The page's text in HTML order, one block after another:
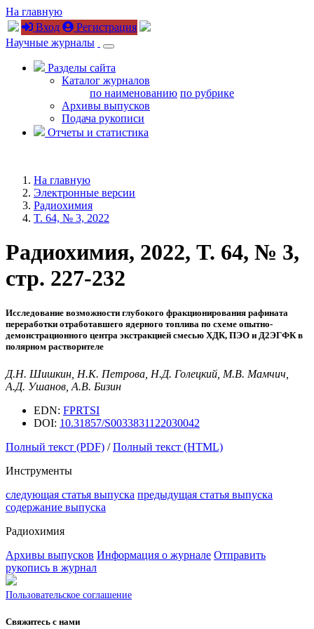
На главную
Вход
Регистрация
Научные журналы
Разделы сайта
Каталог журналов
по наименованию по рубрике
Архивы выпусков
Подача рукописи
Отчеты и статистика
На главную
Электронные версии
Радиохимия
T. 64, № 3, 2022
Радиохимия, 2022, T. 64, № 3,
стр. 227-232
Исследование возможности глубокого фракционирования рафината
переработки отработавшего ядерного топлива по схеме опытно-
демонстрационного центра экстракцией смесью ХДК, ПЭО и Д2ЭГФК в
полярном растворителе
Д.Н. Шишкин, Н.К. Петрова, Н.Д. Голецкий, М.В. Мамчич,
А.Д. Ушанов, А.В. Бизин
EDN: FPRTSI
DOI: 10.31857/S0033831122030042
Полный текст (PDF) /Полный текст (HTML)
Инструменты
следующая статья выпуска предыдущая статья выпуска
содержание выпуска
Радиохимия
Архивы выпусков Информация о журнале Отправить
рукопись в журнал
Пользовательское соглашение
Свяжитесь с нами